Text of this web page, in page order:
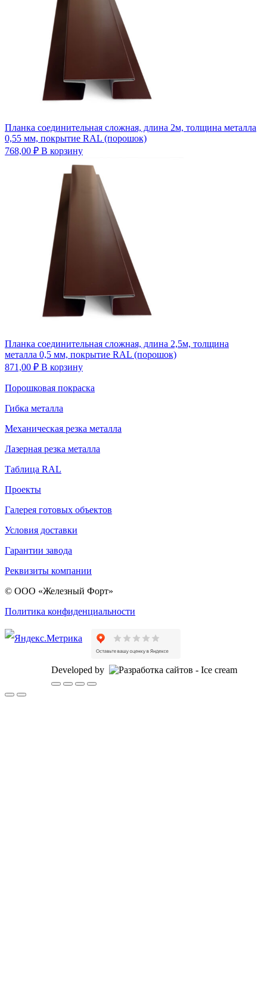
Планка соединительная сложная, длина 2м, толщина металла
0,55 мм, покрытие RAL (порошок)
768,00 ₽ В корзину
Планка соединительная сложная, длина 2,5м, толщина
металла 0,5 мм, покрытие RAL (порошок)
871,00 ₽ В корзину
Порошковая покраска
Гибка металла
Механическая резка металла
Лазерная резка металла
Таблица RAL
Проекты
Галерея готовых объектов
Условия доставки
Гарантии завода
Реквизиты компании
© ООО «Железный Форт»
Политика конфиденциальности
Developed by